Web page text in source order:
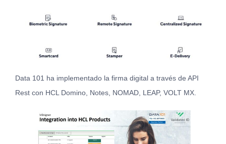
Data 101 ha implementado la firma digital a través de API
Rest con HCL Domino, Notes, NOMAD, LEAP, VOLT MX.